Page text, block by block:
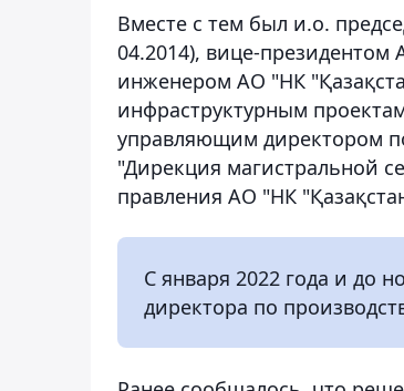
Вместе с тем был и.о.
04.2014), вице-президентом
инженером АО "НК
инфраструктурным
управляющим директором
"Дирекция магистральной
правления АО "НК
С января 2022 года и до
директора по